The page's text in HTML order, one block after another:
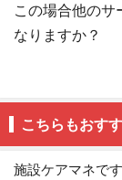
この場合他のサ
なりますか？
こちらもおす
施設ケアマネで